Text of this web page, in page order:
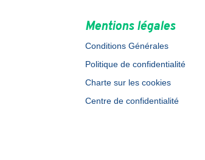
Mentions légales
Conditions Générales
Politique de confidentialité
Charte sur les cookies
Centre de confidentialité